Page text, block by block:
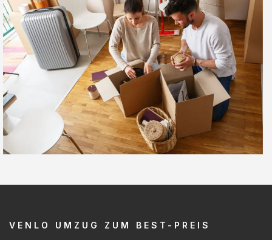
VENLO UMZUG ZUM BEST-PREIS